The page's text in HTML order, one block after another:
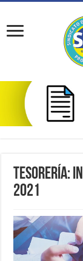
Tesorería:
2021